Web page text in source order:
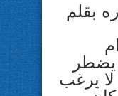
بقلم
يضطر
يرغب